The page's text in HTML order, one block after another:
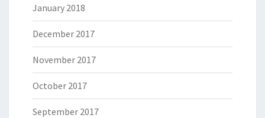
January 2018
December 2017
November 2017
October 2017
September 2017